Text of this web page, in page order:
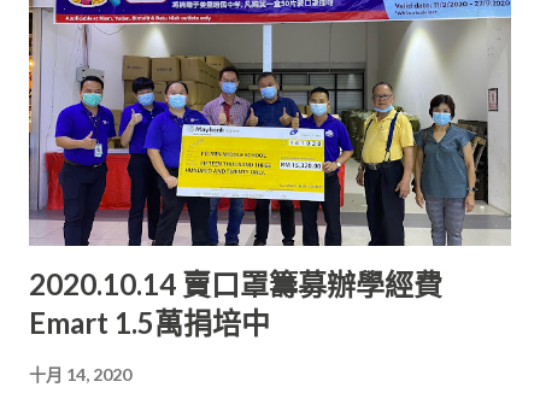
在陳景潤杯中學數學比賽中表現卓越，並獲得榮譽獎項。 在校期
間，曾立慧是學長，經常需要面對各式各樣未知的挑戰。 因此，
她認為學會調整自己的心態是一件非常重要的事情。 她常常告訴
自己，要過濾所接收到的消息， 不要因為一些負面的消息而影響
了自己的情緒， 甚至影響了接下來一整天的生活。 曾立慧憶起自
己高一那年， 校方第一次嘗試在校內舉辦迷妳文娛晚會，籌委是
所有的高一生。 她表示榮幸自己能成為文娛晚會的委員之一。在
整個籌備過程中， 他們需要和同學們一起面對新的挑戰。 那時他
們需要在老師的陪同下到校外去售票。 體驗線上學習 不過，當時
的他們都很含蓄，不敢和陌生人溝通。有一次， 帶隊老師是劉進
老師的鼓勵下，那一天的“業績” 有很大的進步。這件事情提醒曾
2020.10.14 賣口罩籌募辦學經費
Emart 1.5萬捐培中
十月 14, 2020